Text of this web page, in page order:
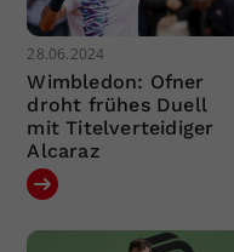
28.06.2024
Wimbledon: Ofner
droht frühes Duell
mit Titelverteidiger
Alcaraz